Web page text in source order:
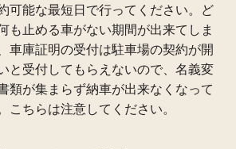
可能な最短日で行ってください。ど
も止める車がない期間が出来てしま
車庫証明の受付は駐車場の契約が開
と受付してもらえないので、名義変
類が集まらず納車が出来なくなって
こちらは注意してください。